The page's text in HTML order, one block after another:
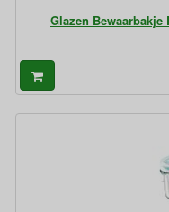
Glazen Bewaarbakje